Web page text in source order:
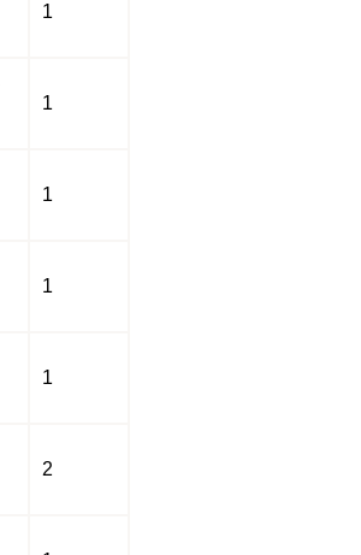
1
1
1
1
1
2